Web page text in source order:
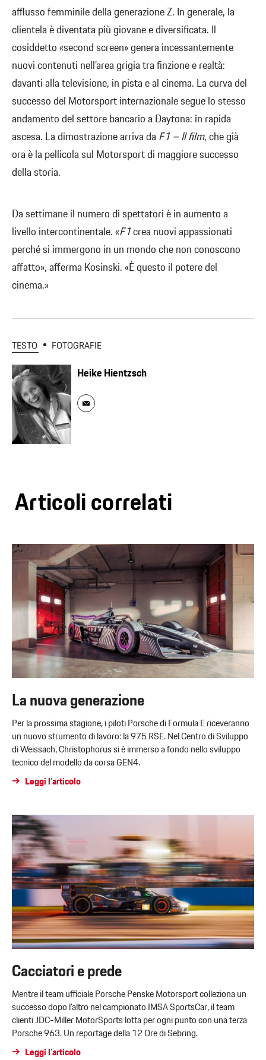
afflusso femminile della generazione Z. In generale, la
clientela è diventata più giovane e diversificata. Il
cosiddetto «second screen» genera incessantemente
nuovi contenuti nell’area grigia tra finzione e realtà:
davanti alla televisione, in pista e al cinema. La curva del
successo del Motorsport internazionale segue lo stesso
andamento del settore bancario a Daytona: in rapida
ascesa. La dimostrazione arriva da F1 – Il film, che già
ora è la pellicola sul Motorsport di maggiore successo
della storia.
Da settimane il numero di spettatori è in aumento a
livello intercontinentale. «F1crea nuovi appassionati
perché si immergono in un mondo che non conoscono
affatto», afferma Kosinski. «È questo il potere del
cinema.»
TESTO FOTOGRAFIE
Heike Hientzsch
Articoli correlati
La nuova generazione
Per la prossima stagione, i piloti Porsche di Formula E riceveranno
un nuovo strumento di lavoro: la 975 RSE. Nel Centro di Sviluppo
di Weissach, Christophorus si è immerso a fondo nello sviluppo
tecnico del modello da corsa GEN4.
Leggi l’articolo
Cacciatori e prede
Mentre il team ufficiale Porsche Penske Motorsport colleziona un
successo dopo l’altro nel campionato IMSA SportsCar, il team
clienti JDC-Miller MotorSports lotta per ogni punto con una terza
Porsche 963. Un reportage della 12 Ore di Sebring.
Leggi l’articolo